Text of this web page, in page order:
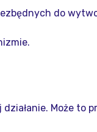
do
Może to